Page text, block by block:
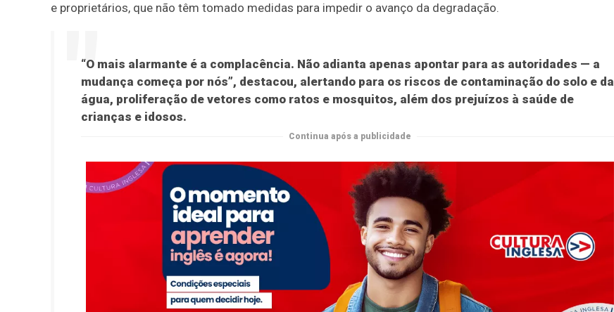
e proprietários, que não têm tomado medidas para impedir o avanço da degradação.
“O mais alarmante é a complacência. Não adianta apenas apontar para as autoridades — a
mudança começa por nós”, destacou, alertando para os riscos de contaminação do solo e da
água, proliferação de vetores como ratos e mosquitos, além dos prejuízos à saúde de
crianças e idosos.
Continua após a publicidade